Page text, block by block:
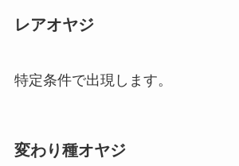
レアオヤジ
特定条件で出現します。
変わり種オヤジ